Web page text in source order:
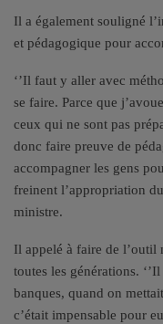
Il a également souligné
et pédagogique pour
‘’Il faut y aller avec
se faire. Parce que
ceux qui ne sont pas
donc faire preuve de
accompagner les gens
freinent l’appropriation
ministre.
Il appelé à faire de
toutes les générations.
banques, quand on
c’était impensable pour